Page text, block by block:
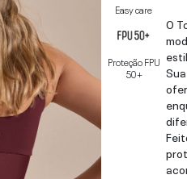
Easy care
Proteção FPU
50+
O